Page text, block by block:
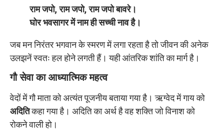
राम जपो, राम जपो, राम जपो बावरे।
घोर भवसागर में नाम ही सच्ची नाव है।
जब मन निरंतर भगवान के स्मरण में लगा रहता है तो जीवन की अनेक
उलझनें स्वतः हल होने लगती हैं। यही आंतरिक शांति का मार्ग है।
गौ सेवा का आध्यात्मिक महत्व
वेदों में गौ माता को अत्यंत पूजनीय बताया गया है। ऋग्वेद में गाय को
अदितिकहा गया है। अदिति का अर्थ है वह शक्ति जो विनाश को
रोकने वाली हो।